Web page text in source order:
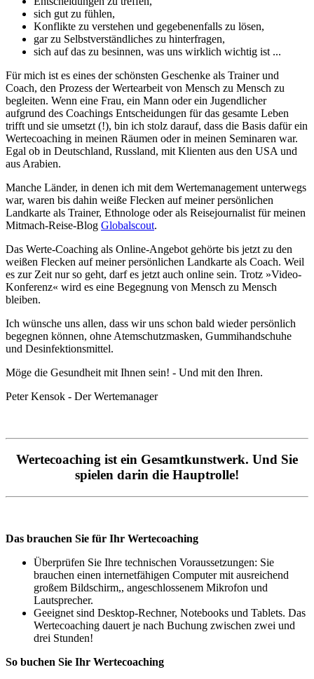
sich gut zu fühlen,
Konflikte zu verstehen und gegebenenfalls zu lösen,
gar zu Selbstverständliches zu hinterfragen,
sich auf das zu besinnen, was uns wirklich wichtig ist ...
Für mich ist es eines der schönsten Geschenke als Trainer und
Coach, den Prozess der Wertearbeit von Mensch zu Mensch zu
begleiten. Wenn eine Frau, ein Mann oder ein Jugendlicher
aufgrund des Coachings Entscheidungen für das gesamte Leben
trifft und sie umsetzt (!), bin ich stolz darauf, dass die Basis dafür ein
Wertecoaching in meinen Räumen oder in meinen Seminaren war.
Egal ob in Deutschland, Russland, mit Klienten aus den USA und
aus Arabien.
Manche Länder, in denen ich mit dem Wertemanagement unterwegs
war, waren bis dahin weiße Flecken auf meiner persönlichen
Landkarte als Trainer, Ethnologe oder als Reisejournalist für meinen
Mitmach-Reise-Blog Globalscout.
Das Werte-Coaching als Online-Angebot gehörte bis jetzt zu den
weißen Flecken auf meiner persönlichen Landkarte als Coach. Weil
es zur Zeit nur so geht, darf es jetzt auch online sein. Trotz »Video-
Konferenz« wird es eine Begegnung von Mensch zu Mensch
bleiben.
Ich wünsche uns allen, dass wir uns schon bald wieder persönlich
begegnen können, ohne Atemschutzmasken, Gummihandschuhe
und Desinfektionsmittel.
Möge die Gesundheit mit Ihnen sein! - Und mit den Ihren.
Peter Kensok - Der Wertemanager
Wertecoaching ist ein Gesamtkunstwerk. Und Sie
spielen darin die Hauptrolle!
Das brauchen Sie für Ihr Wertecoaching
Überprüfen Sie Ihre technischen Voraussetzungen: Sie
brauchen einen internetfähigen Computer mit ausreichend
großem Bildschirm,, angeschlossenem Mikrofon und
Lautsprecher.
Geeignet sind Desktop-Rechner, Notebooks und Tablets. Das
Wertecoaching dauert je nach Buchung zwischen zwei und
drei Stunden!
So buchen Sie Ihr Wertecoaching